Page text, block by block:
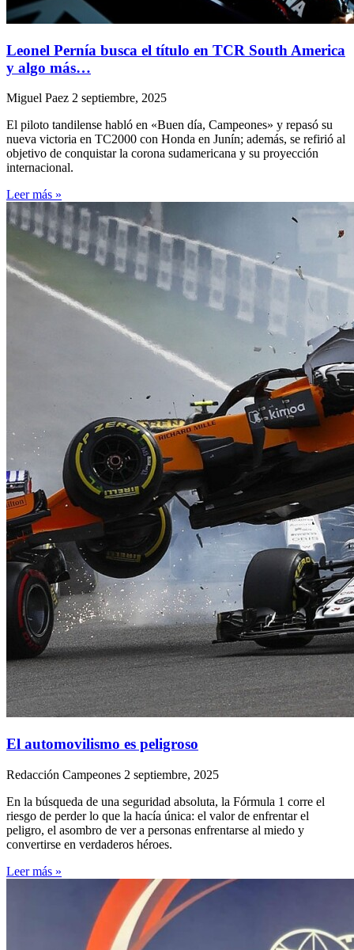
Leonel Pernía busca el título en TCR South America
y algo más…
Miguel Paez 2 septiembre, 2025
El piloto tandilense habló en «Buen día, Campeones» y repasó su
nueva victoria en TC2000 con Honda en Junín; además, se refirió al
objetivo de conquistar la corona sudamericana y su proyección
internacional.
Leer más »
El automovilismo es peligroso
Redacción Campeones 2 septiembre, 2025
En la búsqueda de una seguridad absoluta, la Fórmula 1 corre el
riesgo de perder lo que la hacía única: el valor de enfrentar el
peligro, el asombro de ver a personas enfrentarse al miedo y
convertirse en verdaderos héroes.
Leer más »